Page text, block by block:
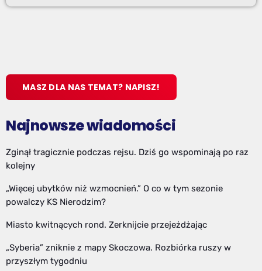
MASZ DLA NAS TEMAT? NAPISZ!
Najnowsze wiadomości
Zginął tragicznie podczas rejsu. Dziś go wspominają po raz
kolejny
„Więcej ubytków niż wzmocnień.” O co w tym sezonie
powalczy KS Nierodzim?
Miasto kwitnących rond. Zerknijcie przejeżdżając
„Syberia” zniknie z mapy Skoczowa. Rozbiórka ruszy w
przyszłym tygodniu